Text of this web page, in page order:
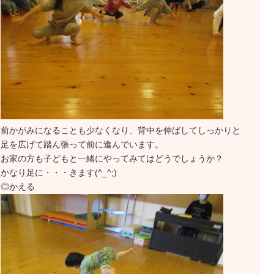
前かがみになることも少なくなり、背中を伸ばしてしっかりと
足を広げて踏ん張って前に進んでいます。
お家の方も子どもと一緒にやってみてはどうでしょうか？
かなり足に・・・きます(^_^;)
◎かえる